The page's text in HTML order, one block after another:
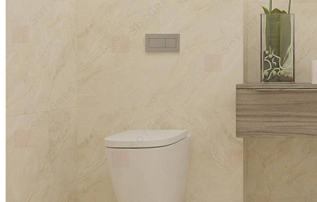
-37%
ONICE CREMA /60х60/ глянцевый светлый бежевый
керамический гранит под оникс